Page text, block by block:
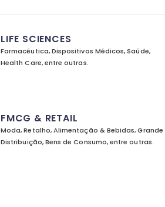
LIFE SCIENCES
Farmacêutica, Dispositivos Médicos, Saúde,
Health Care, entre outras.
FMCG & RETAIL
Moda, Retalho, Alimentação & Bebidas, Grande
Distribuição, Bens de Consumo, entre outras.